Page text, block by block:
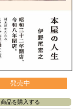
発売中
商品を購入する